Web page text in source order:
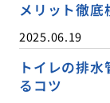
メリット徹底
2025.06.19
トイレの排
るコツ